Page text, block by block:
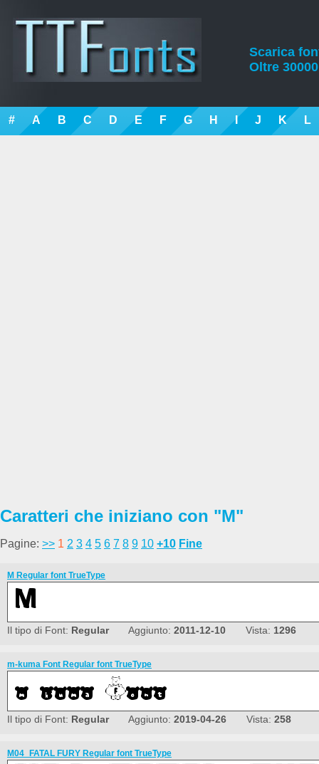
Scarica
Oltre
# A B C D E F G H I J K L
Caratteri che iniziano con "M"
Pagine: >> 1 2 3 4 5 6 7 8 9 10 +10 Fine
M Regular font TrueType
Il tipo di Font: RegularAggiunto: 2011-12-10 Vista: 1296
m-kuma Font Regular font TrueType
Il tipo di Font: RegularAggiunto: 2019-04-26 Vista: 258
M04_FATAL FURY Regular font TrueType